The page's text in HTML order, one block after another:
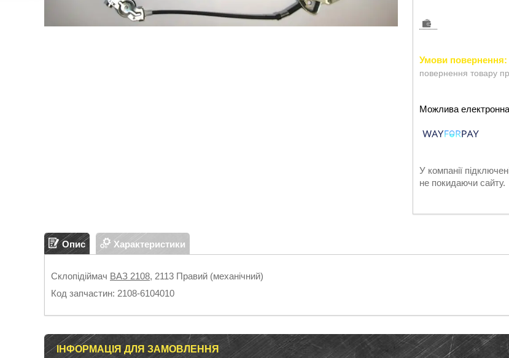
повернення товару
У компанії
не покидаючи сайту.
Опис Характеристики
Склопідіймач ВАЗ 2108, 2113 Правий (механічний)
Код запчастин: 2108-6104010
ІНФОРМАЦІЯ ДЛЯ ЗАМОВЛЕННЯ